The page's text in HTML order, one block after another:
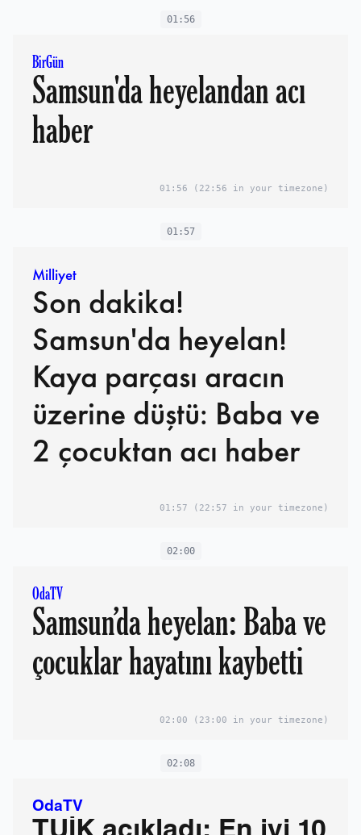
01:56
BirGün
Samsun'da heyelandan acı
haber
01:56 (22:56 in your timezone)
01:57
Milliyet
Son dakika!
Samsun'da heyelan!
Kaya parçası aracın
üzerine düştü: Baba ve
2 çocuktan acı haber
01:57 (22:57 in your timezone)
02:00
OdaTV
Samsun’da heyelan: Baba ve
çocuklar hayatını kaybetti
02:00 (23:00 in your timezone)
02:08
OdaTV